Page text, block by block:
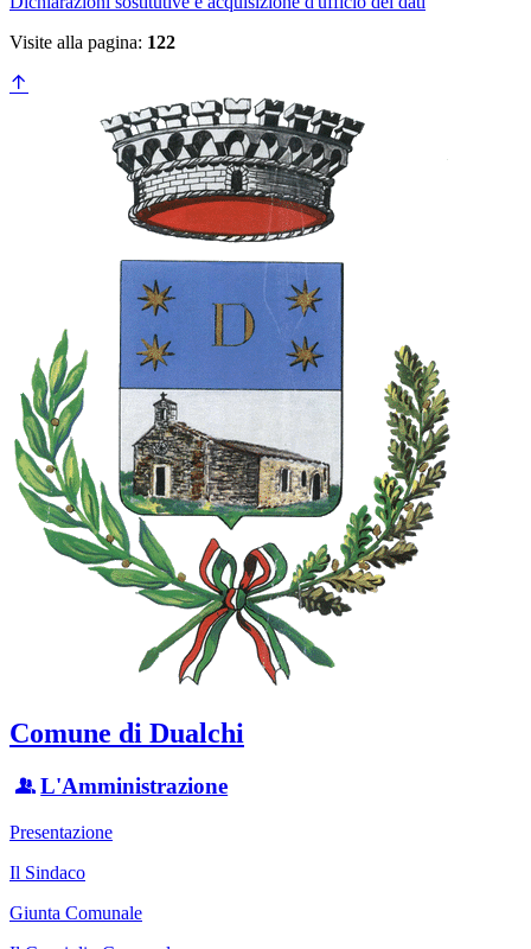
Visite alla pagina: 122
Comune di Dualchi
L'Amministrazione
Presentazione
Il Sindaco
Giunta Comunale